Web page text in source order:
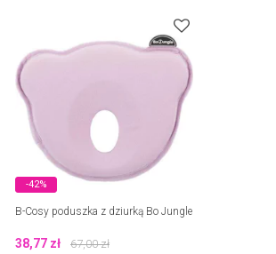
-42%
B-Cosy poduszka z dziurką Bo Jungle
38,77 zł 67,00zł